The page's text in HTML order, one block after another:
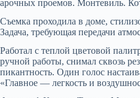
арочных проемов. Монтевиль.
Съемка проходила в доме,
Задача, требующая передачи
Работал с теплой цветовой
ручной работы, снимал сквозь
пикантность. Один голос
«Главное — легкость и